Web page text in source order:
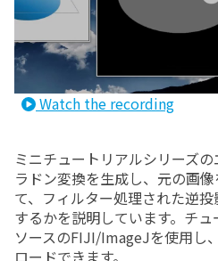
Watch the recording
ミニチュートリアルシリーズ
ラドン変換を生成し、元の画
て、フィルター処理された逆
するかを説明しています。チ
ソースのFIJI/ImageJを使用し
ロードできます。